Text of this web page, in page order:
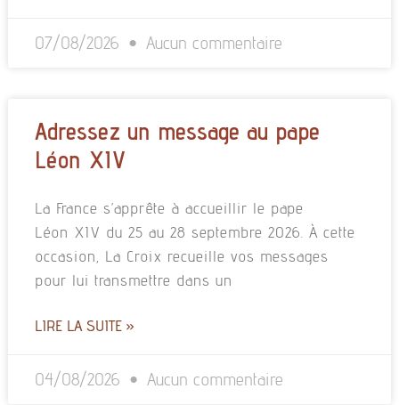
07/08/2026 Aucun commentaire
Adressez un message au pape
Léon XIV
La France s’apprête à accueillir le pape
Léon XIV du 25 au 28 septembre 2026. À cette
occasion, La Croix recueille vos messages
pour lui transmettre dans un
LIRE LA SUITE »
04/08/2026 Aucun commentaire